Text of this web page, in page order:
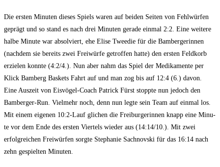
Die ers­ten Minu­ten die­ses Spiels waren auf bei­den Sei­ten von Fehl­wür­fen
geprägt und so stand es nach drei Minu­ten gera­de ein­mal 2:2. Eine wei­te­re
hal­be Minu­te war absol­viert, ehe Eli­se Tweed­ie für die Bam­ber­ge­rin­nen
(nach­dem sie bereits zwei Frei­wür­fe getrof­fen hat­te) den ers­ten Feld­korb
erzie­len konn­te (4:2/4.). Nun aber nahm das Spiel der Medi­ka­men­te per
Klick Bam­berg Bas­kets Fahrt auf und man zog bis auf 12:4 (6.) davon.
Eine Aus­zeit von Eis­vö­gel-Coach Patrick Fürst stopp­te nun jedoch den
Bam­ber­ger-Run. Viel­mehr noch, denn nun leg­te sein Team auf ein­mal los.
Mit einem eige­nen 10:2‑Lauf gli­chen die Frei­bur­ge­rin­nen knapp eine Minu­
te vor dem Ende des ers­ten Vier­tels wie­der aus (14:14/10.). Mit zwei
erfolg­rei­chen Frei­wür­fen sorg­te Ste­pha­nie Sach­nov­ski für das 16:14 nach
zehn gespiel­ten Minuten.